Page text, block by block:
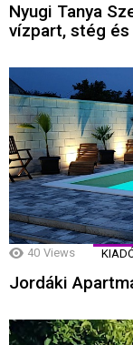
Nyugi Tanya
vízpart, stég és
40 Views
Jordáki